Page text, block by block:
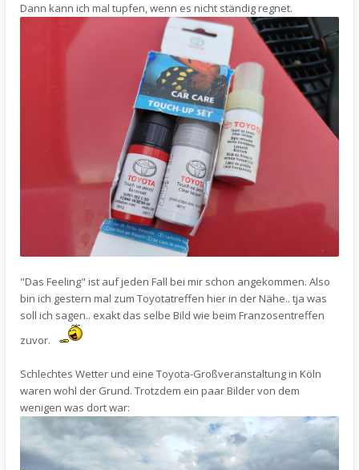
Dann kann ich mal tupfen, wenn es nicht ständig regnet.
"Das Feeling" ist auf jeden Fall bei mir schon angekommen. Also
bin ich gestern mal zum Toyotatreffen hier in der Nähe.. tja was
soll ich sagen.. exakt das selbe Bild wie beim Franzosentreffen
zuvor.
Schlechtes Wetter und eine Toyota-Großveranstaltung in Köln
waren wohl der Grund. Trotzdem ein paar Bilder von dem
wenigen was dort war: